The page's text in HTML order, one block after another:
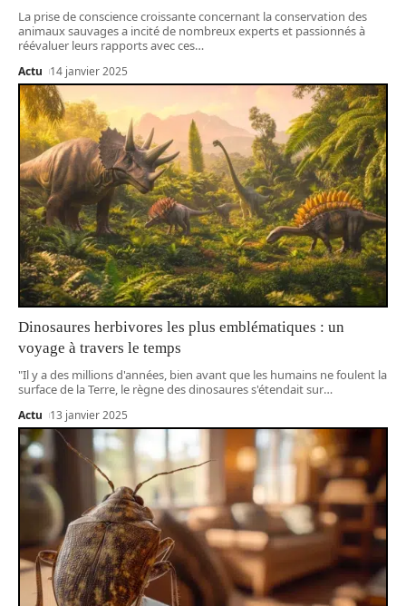
La prise de conscience croissante concernant la conservation des
animaux sauvages a incité de nombreux experts et passionnés à
réévaluer leurs rapports avec ces…
Actu 14 janvier 2025
Dinosaures herbivores les plus emblématiques : un
voyage à travers le temps
"Il y a des millions d'années, bien avant que les humains ne foulent la
surface de la Terre, le règne des dinosaures s'étendait sur…
Actu 13 janvier 2025